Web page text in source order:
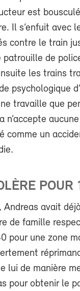
est
Il s’enfuit avec
contre le train
patrouille de
les trains
psychologique
travaille que
n’accepte
comme un
POUR
Andreas avait
de famille
pour une zone
lui de manière
pour obtenir le